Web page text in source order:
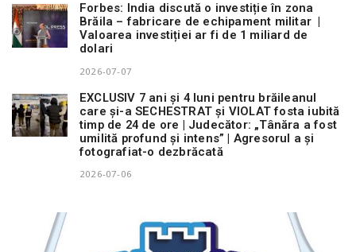
Forbes: India discută o investiție în zona
Brăila – fabricare de echipament militar |
Valoarea investiției ar fi de 1 miliard de
dolari
2026-07-07
EXCLUSIV 7 ani și 4 luni pentru brăileanul
care și-a SECHESTRAT și VIOLAT fosta iubită
timp de 24 de ore | Judecător: „Tânăra a fost
umilită profund și intens” | Agresorul a și
fotografiat-o dezbrăcată
2026-07-06